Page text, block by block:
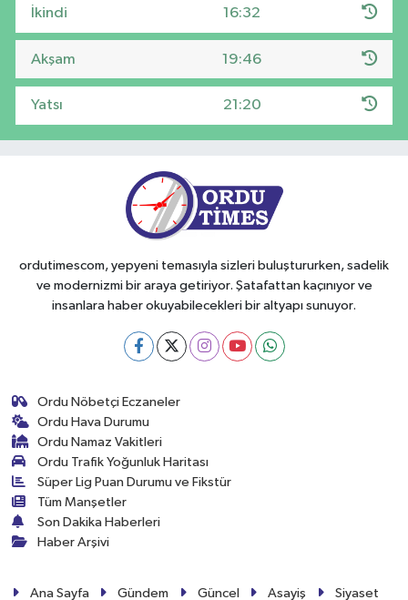
İkindi 16:32
Akşam 19:46
Yatsı 21:20
ordutimescom, yepyeni temasıyla sizleri buluştururken, sadelik
ve modernizmi bir araya getiriyor. Şatafattan kaçınıyor ve
insanlara haber okuyabilecekleri bir altyapı sunuyor.
Ordu Nöbetçi Eczaneler
Ordu Hava Durumu
Ordu Namaz Vakitleri
Ordu Trafik Yoğunluk Haritası
Süper Lig Puan Durumu ve Fikstür
Tüm Manşetler
Son Dakika Haberleri
Haber Arşivi
Ana Sayfa Gündem Güncel Asayiş Siyaset